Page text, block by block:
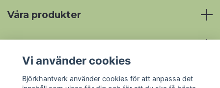
Våra produkter
Sociala medier
Vi använder cookies
Björkhantverk använder cookies för att anpassa det